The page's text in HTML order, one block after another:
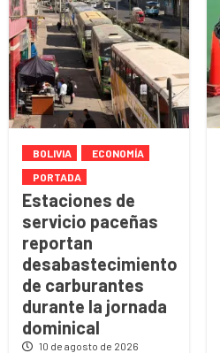
BOLIVIA
ECONOMÍA
PORTADA
Estaciones de
servicio paceñas
reportan
desabastecimiento
de carburantes
durante la jornada
dominical
10 de agosto de 2026